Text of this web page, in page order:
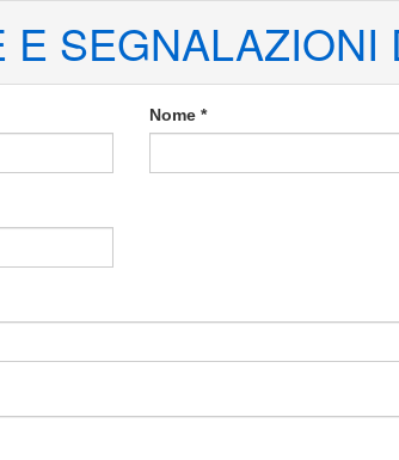
E SEGNALAZIONI
Nome *